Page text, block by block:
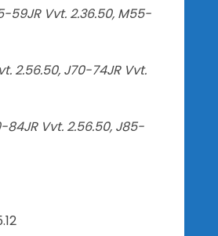
59JR Vvt. 2.36.50, M55-
2.56.50, J70-74JR Vvt.
84JR Vvt. 2.56.50, J85-
1.25.12